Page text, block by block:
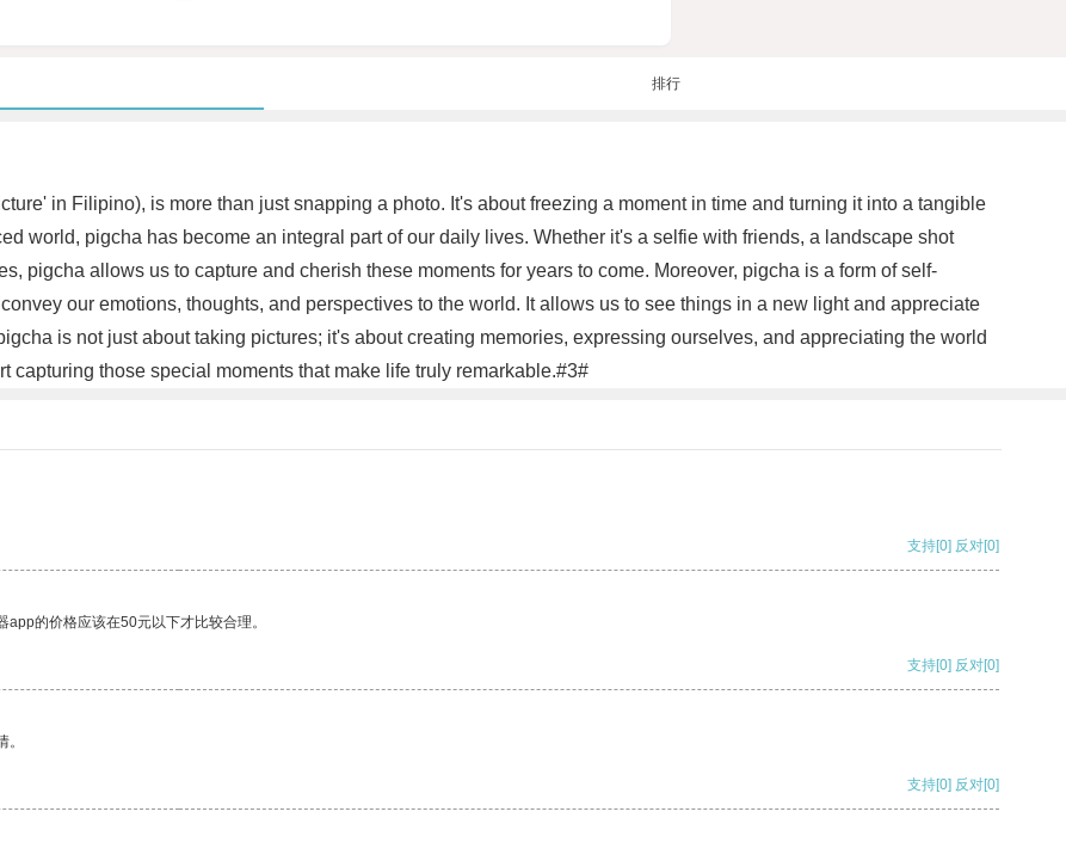
排行
in Filipino), is more than just snapping a photo. It's about freezing a moment in time and turning it into a tangible
world, pigcha has become an integral part of our daily lives. Whether it's a selfie with friends, a landscape shot
pigcha allows us to capture and cherish these moments for years to come. Moreover, pigcha is a form of self-
our emotions, thoughts, and perspectives to the world. It allows us to see things in a new light and appreciate
is not just about taking pictures; it's about creating memories, expressing ourselves, and appreciating the world
capturing those special moments that make life truly remarkable.#3#
支持[0] 反对[0]
的价格应该在50元以下才比较合理。
支持[0] 反对[0]
支持[0] 反对[0]